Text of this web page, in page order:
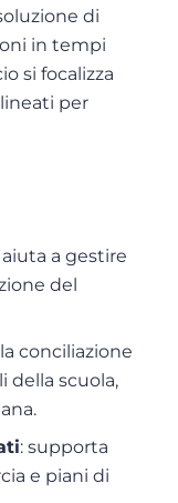
di
in tempi
si focalizza
per
aiuta a gestire
del
conciliazione
della scuola,
: supporta
e piani di